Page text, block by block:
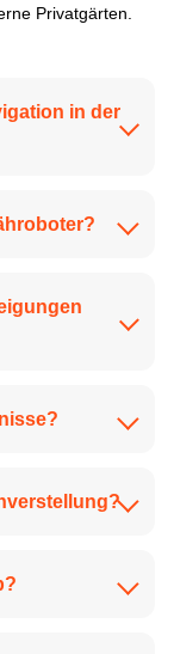
Privatgärten.
in der